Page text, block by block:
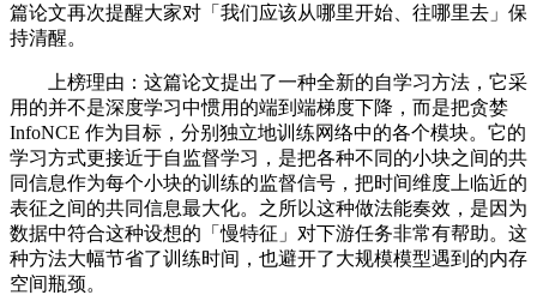
篇论文再次提醒大家对「我们应该从哪里开始、往哪里去」保
持清醒。
上榜理由：这篇论文提出了一种全新的自学习方法，它采
用的并不是深度学习中惯用的端到端梯度下降，而是把贪婪
InfoNCE 作为目标，分别独立地训练网络中的各个模块。它的
学习方式更接近于自监督学习，是把各种不同的小块之间的共
同信息作为每个小块的训练的监督信号，把时间维度上临近的
表征之间的共同信息最大化。之所以这种做法能奏效，是因为
数据中符合这种设想的「慢特征」对下游任务非常有帮助。这
种方法大幅节省了训练时间，也避开了大规模模型遇到的内存
空间瓶颈。